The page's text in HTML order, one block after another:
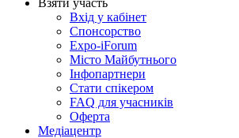
Взяти участь
Вхід у кабінет
Спонсорство
Expo-iForum
Місто Майбутнього
Інфопартнери
Стати спікером
FAQ для учасників
Оферта
Медіацентр